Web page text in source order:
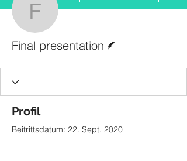
Final
Final presentation
Profil
Beitrittsdatum: 22. Sept. 2020